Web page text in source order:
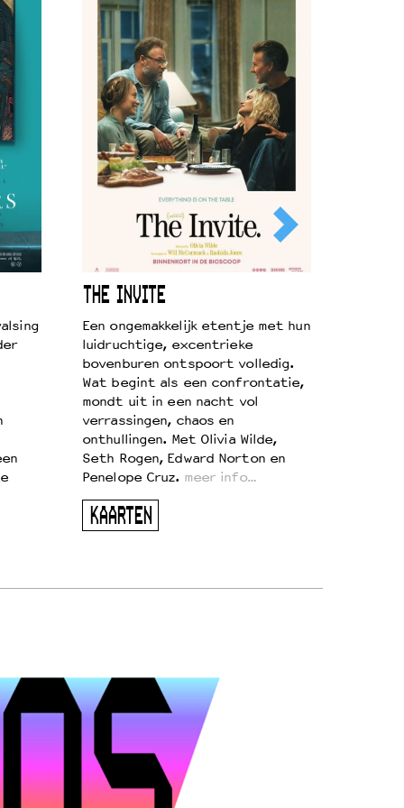
THE INVITE
Een ongemakkelijk etentje met hun
luidruchtige, excentrieke
bovenburen ontspoort volledig.
Wat begint als een confrontatie,
mondt uit in een nacht vol
verrassingen, chaos en
onthullingen. Met Olivia Wilde,
Seth Rogen, Edward Norton en
Penelope Cruz. meer info…
KAARTEN